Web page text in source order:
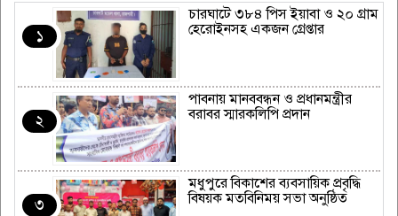
১
চারঘাটে ৩৮৪ পিস ইয়াবা ও ২০ গ্রাম
হেরোইনসহ একজন গ্রেপ্তার
২
পাবনায় মানববন্ধন ও প্রধানমন্ত্রীর
বরাবর স্মারকলিপি প্রদান
৩
মধুপুরে বিকাশের ব্যবসায়িক প্রবৃদ্ধি
বিষয়ক মতবিনিময় সভা অনুষ্ঠিত